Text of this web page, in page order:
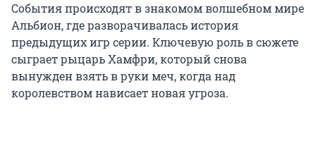
События происходят в знакомом волшебном мире
Альбион, где разворачивалась история
предыдущих игр серии. Ключевую роль в сюжете
сыграет рыцарь Хамфри, который снова
вынужден взять в руки меч, когда над
королевством нависает новая угроза.